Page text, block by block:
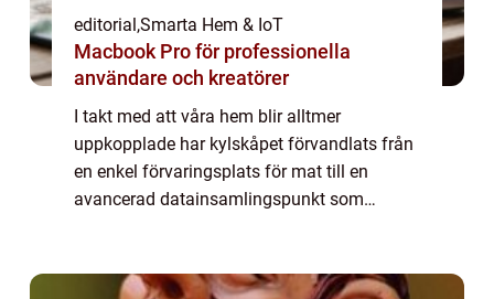
editorial,Smarta Hem & IoT
Macbook Pro för professionella
användare och kreatörer
I takt med att våra hem blir alltmer
uppkopplade har kylskåpet förvandlats från
en enkel förvaringsplats för mat till en
avancerad datainsamlingspunkt som